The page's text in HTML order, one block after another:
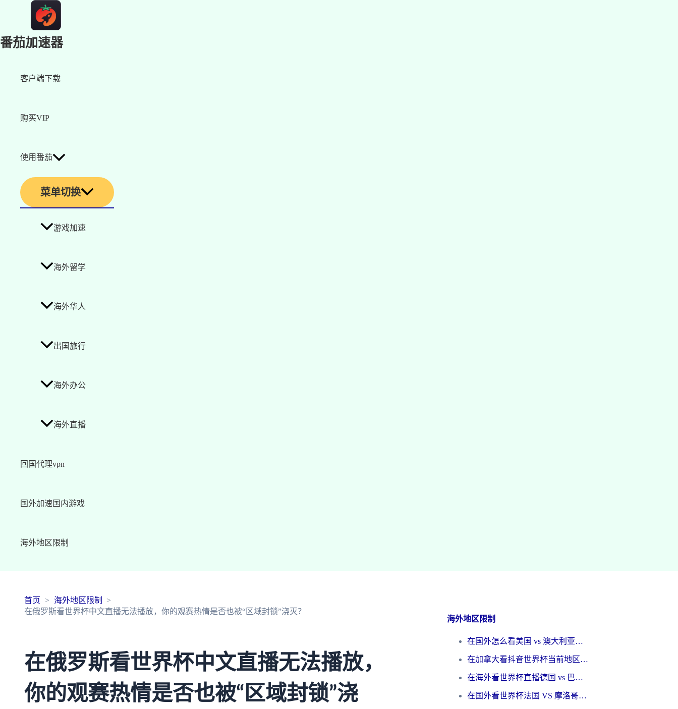
番茄加速器
客户端下载
购买VIP
使用番茄
菜单切换
游戏加速
海外留学
海外华人
出国旅行
海外办公
海外直播
回国代理vpn
国外加速国内游戏
海外地区限制
首页
海外地区限制
在俄罗斯看世界杯中文直播无法播放，你的观赛热情是否也被“区域封锁”浇灭？
在俄罗斯看世界杯中文直播无法播放，
你的观赛热情是否也被“区域封锁”浇
海外地区限制
在国外怎么看美国 vs 澳大利亚世界杯直播？海外党必藏的中文解说观赛指南
在加拿大看抖音世界杯当前地区不可播放？海外党体育观赛终极指南
在海外看世界杯直播德国 vs 巴拉圭当前IP受限制？这篇指南帮你轻松解决地区限制
在国外看世界杯法国 VS 摩洛哥仅限中国大陆？别让地域限制拦下你的欢呼